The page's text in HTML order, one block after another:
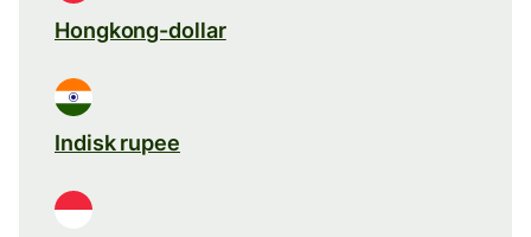
Hongkong-dollar
Indisk rupee